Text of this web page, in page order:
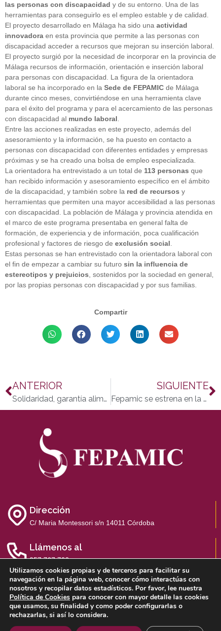
las personas con discapacidad y de su entorno. Una de las
herramientas para conseguirlo es el empleo estable y de calidad.
El proyecto desarrollado en Málaga ha sido una actividad
innovadora en esta provincia que permite a las personas con
discapacidad acceder a recursos que mejoran su inserción laboral.
El proyecto surgió por la necesidad de incorporar en la provincia de
Málaga recursos de información, orientación e inserción laboral
para personas con discapacidad. La figura de la orientadora
laboral se ha incorporado en la Sede de FEPAMIC de Málaga
durante cinco meses, convirtiéndose en una herramienta clave
para el éxito del programa y para el acercamiento de las personas
con discapacidad al mundo laboral
Entre las acciones realizadas en este proyecto, además del
asesoramiento y la información, se ha puesto en contacto a
personas con discapacidad con diferentes entidades y empresas
próximas y se ha creado una bolsa de empleo especializada.
La orientadora ha entrevistado a un total de 113 personas que
han recibido información y asesoramiento específico en el ámbito
de la discapacidad, y también sobre la red de recursos y
herramientas que permiten una mayor accesibilidad a las personas
con discapacidad. La población de Málaga y provincia atendida en
el marco de este programa presentaba en general falta de
formación, de experiencia y de información, poca cualificación
profesional y factores de riesgo de exclusión social
Estas personas se han entrevistado con la orientadora laboral con
el fin de empezar a cambiar su futuro sin la influencia de
estereotipos y prejuicios , sostenidos por la sociedad en general,
por las propias personas con discapacidad y por sus familias.
Compartir
ANTERIOR
Solidaridad, garantía alimentaria y Fepamic
SIGUIENTE
Fepamic se estrena en la Cabalgata de los Reyes Magos
Dirección
C/ Maria Montessori s/n 14011 Córdoba
Llámenos al
957 767 700
Aviso LegalPolítica de Privacidad
Utilizamos cookies propias y de terceros para facilitar su
navegación en la página web, conocer cómo interactúas con
nosotros y recopilar datos estadísticos. Por favor, lee nuestra
Política de Cookies para conocer con mayor detalle las cookies
que usamos, su finalidad y como poder configurarlas o
rechazarlas, si así lo considera.